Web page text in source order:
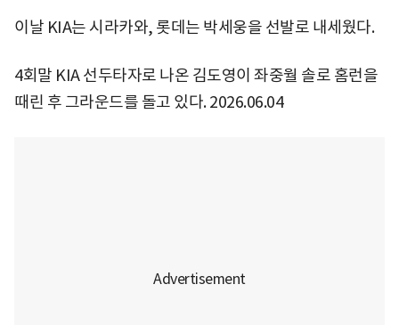
이날 KIA는 시라카와, 롯데는 박세웅을 선발로 내세웠다.
4회말 KIA 선두타자로 나온 김도영이 좌중월 솔로 홈런을
때린 후 그라운드를 돌고 있다. 2026.06.04